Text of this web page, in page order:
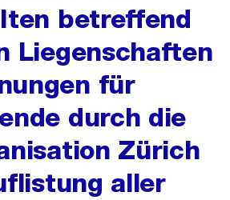
betreffend
Liegenschaften
für
durch die
Zürich
aller